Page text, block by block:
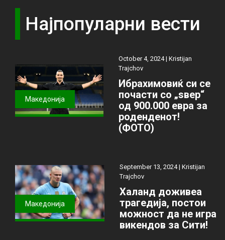
Најпопуларни вести
Македонија
October 4, 2024 | Kristijan
Trajchov
Ибрахимовиќ си се
почасти со „ѕвер“
од 900.000 евра за
роденденот!
(ФОТО)
Македонија
September 13, 2024 | Kristijan
Trajchov
Халанд доживеа
трагедија, постои
можност да не игра
викендов за Сити!